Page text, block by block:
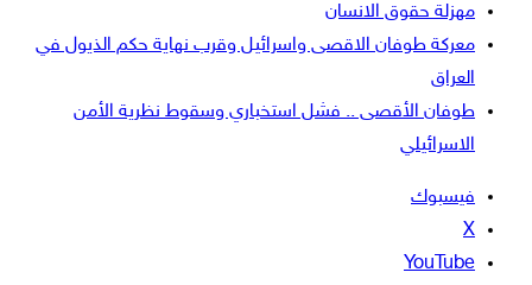
مهزلة حقوق الانسان
معركة طوفان الاقصى واسرائيل وقرب نهاية حكم الذيول في
العراق
طوفان الأقصى .. فشل استخباري وسقوط نظرية الأمن
الاسرائيلي
فيسبوك
‫X
‫YouTube